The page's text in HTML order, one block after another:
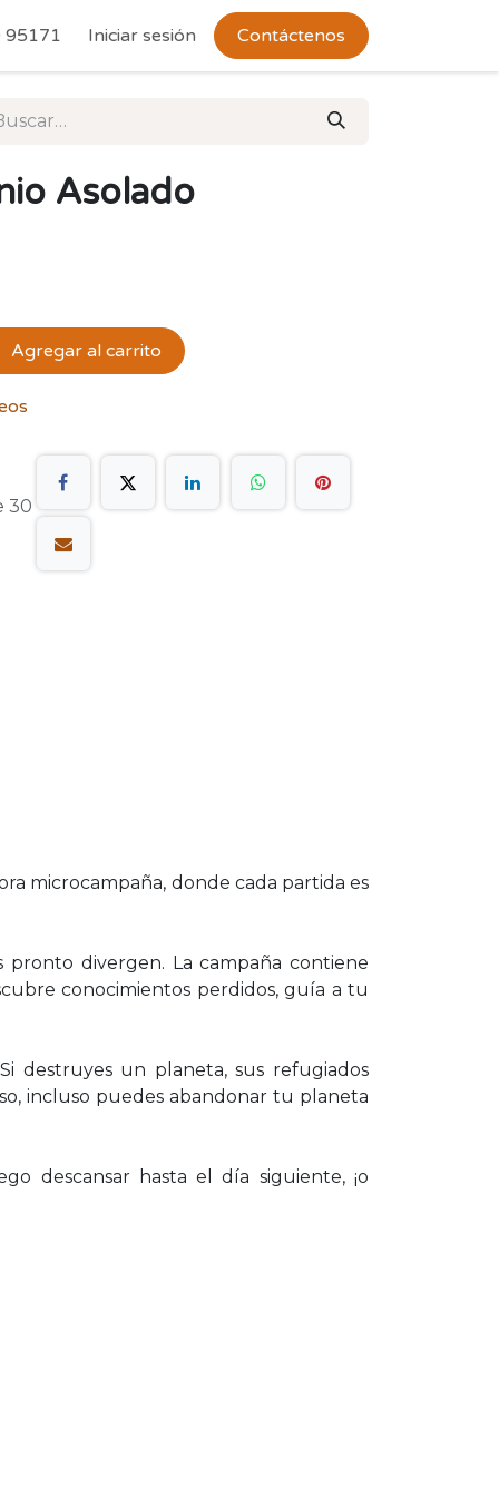
Iniciar sesión Contáctenos
Asolado
Agregar al carrito
30
microcampaña, donde cada partida es
divergen. La campaña contiene
conocimientos perdidos, guía a tu
destruyes un planeta, sus refugiados
incluso puedes abandonar tu planeta
descansar hasta el día siguiente, ¡o